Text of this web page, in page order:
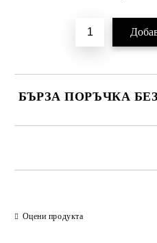
БЪРЗА ПОРЪЧКА
Оцени продукта